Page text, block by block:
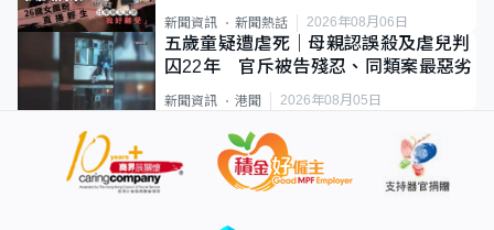
新聞資訊 新聞熱話 2026年08月06日
五歲童疑遭虐死｜母親認誤殺及虐兒判
囚22年 官斥被告殘忍、同類案最惡劣
新聞資訊 港聞 2026年08月05日